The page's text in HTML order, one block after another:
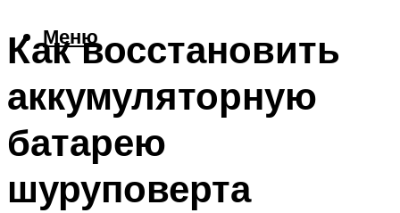
Меню
Как восстановить
аккумуляторную
батарею
шуруповерта